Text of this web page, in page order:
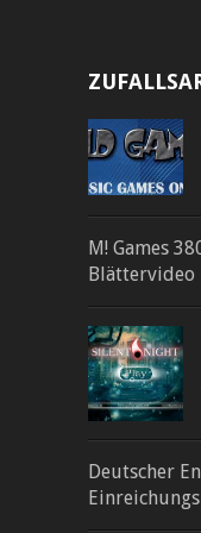
M! Games
Blättervideo
Deutscher